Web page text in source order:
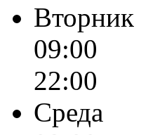
Вторник
09:00
22:00
Среда